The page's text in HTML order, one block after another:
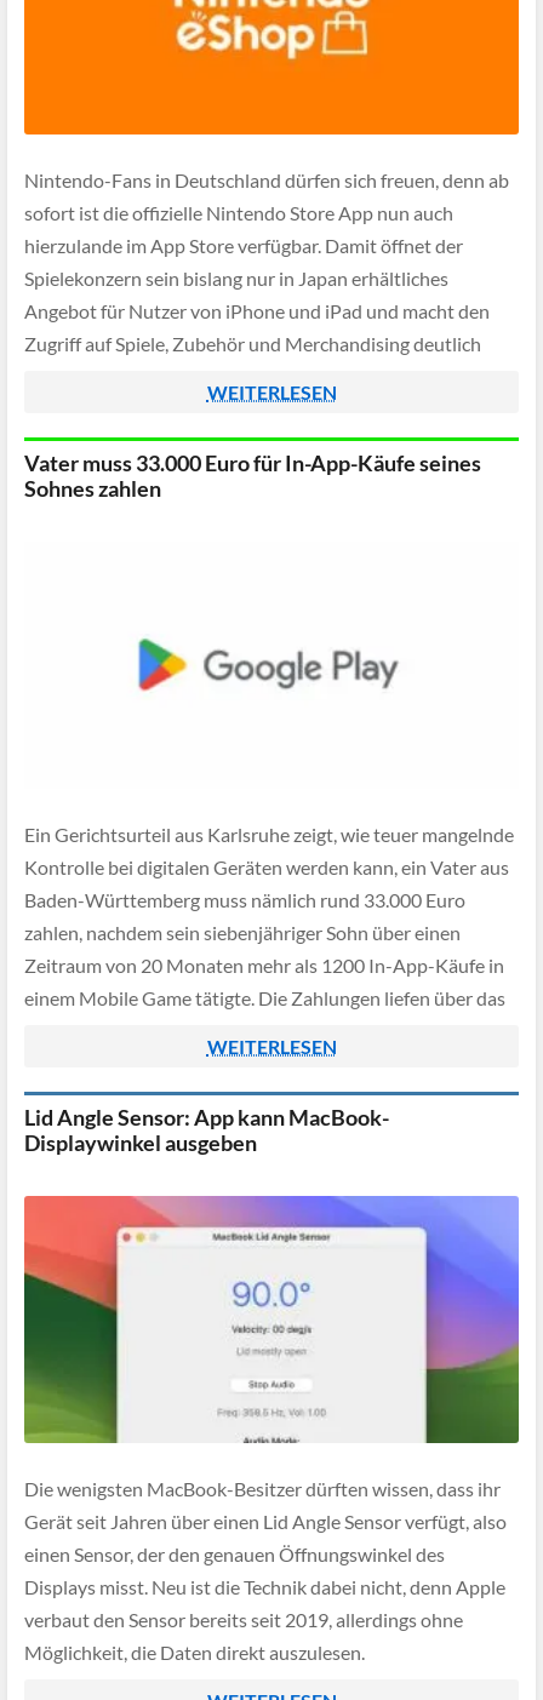
Nintendo-Fans in Deutschland dürfen sich freuen, denn ab
sofort ist die offizielle Nintendo Store App nun auch
hierzulande im App Store verfügbar. Damit öffnet der
Spielekonzern sein bislang nur in Japan erhältliches
Angebot für Nutzer von iPhone und iPad und macht den
Zugriff auf Spiele, Zubehör und Merchandising deutlich
WEITERLESEN
Vater muss 33.000 Euro für In-App-Käufe seines
Sohnes zahlen
Ein Gerichtsurteil aus Karlsruhe zeigt, wie teuer mangelnde
Kontrolle bei digitalen Geräten werden kann, ein Vater aus
Baden-Württemberg muss nämlich rund 33.000 Euro
zahlen, nachdem sein siebenjähriger Sohn über einen
Zeitraum von 20 Monaten mehr als 1200 In-App-Käufe in
einem Mobile Game tätigte. Die Zahlungen liefen über das
WEITERLESEN
Lid Angle Sensor: App kann MacBook-
Displaywinkel ausgeben
Die wenigsten MacBook-Besitzer dürften wissen, dass ihr
Gerät seit Jahren über einen Lid Angle Sensor verfügt, also
einen Sensor, der den genauen Öffnungswinkel des
Displays misst. Neu ist die Technik dabei nicht, denn Apple
verbaut den Sensor bereits seit 2019, allerdings ohne
Möglichkeit, die Daten direkt auszulesen.